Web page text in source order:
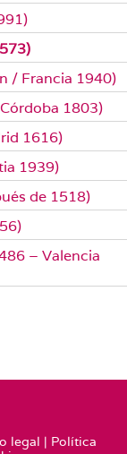
/ Francia 1940)
1803)
1616)
1939)
de 1518)
– Valencia
legal | Política